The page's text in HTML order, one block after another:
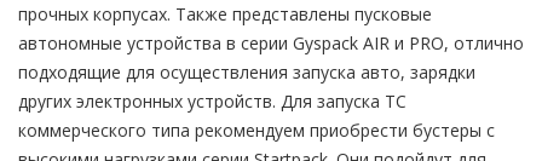
прочных корпусах. Также представлены пусковые
автономные устройства в серии Gyspack AIR и PRO, отлично
подходящие для осуществления запуска авто, зарядки
других электронных устройств. Для запуска ТС
коммерческого типа рекомендуем приобрести бустеры с